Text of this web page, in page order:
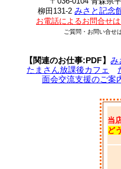
柳田131-2 みさと記念
お電話によるお問合せ
ご質問・お問い合せ
【関連のお仕事:PDF】み
たまさん放課後カフェ
面会交流支援のご案
当
ど